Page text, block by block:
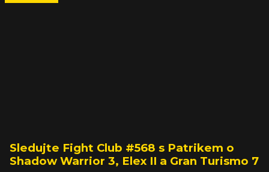
Sledujte Fight Club #568 s Patrikem o
Shadow Warrior 3, Elex II a Gran Turismo 7